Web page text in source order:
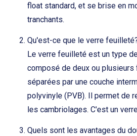
float standard, et se brise en
tranchants.
Qu'est-ce que le verre
Le verre feuilleté est un type
composé de deux ou
séparées par une couche
polyvinyle (PVB). Il permet de
les cambriolages. C'est un
Quels sont les avantages du